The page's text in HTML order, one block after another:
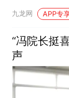
通过“提案+
寿门街区蝶
九龙网 APP专
“冯院长挺
声